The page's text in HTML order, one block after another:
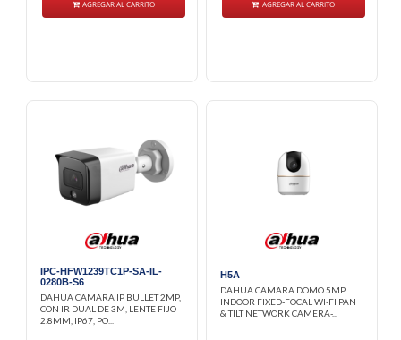
AGREGAR AL CARRITO AGREGAR AL CARRITO
IPC-HFW1239TC1P-SA-IL-
0280B-S6
DAHUA CAMARA IP BULLET 2MP,
CON IR DUAL DE 3M, LENTE FIJO
2.8MM, IP67, PO...
H5A
DAHUA CAMARA DOMO 5MP
INDOOR FIXED-FOCAL WI-FI PAN
& TILT NETWORK CAMERA-...